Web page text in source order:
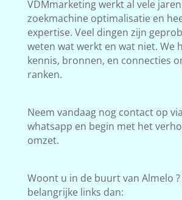
VDMmarketing werkt al vele
zoekmachine optimalisatie en
expertise. Veel dingen zijn
weten wat werkt en wat niet. We
kennis, bronnen, en connecties
ranken.
Neem vandaag nog contact op
whatsapp en begin met het
omzet.
Woont u in de buurt van Almelo ?
belangrijke links dan: